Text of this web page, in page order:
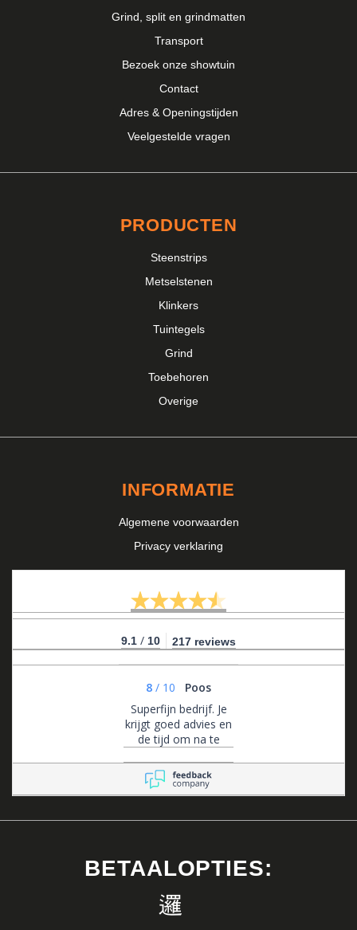
Grind, split en grindmatten
Transport
Bezoek onze showtuin
Contact
Adres & Openingstijden
Veelgestelde vragen
PRODUCTEN
Steenstrips
Metselstenen
Klinkers
Tuintegels
Grind
Toebehoren
Overige
INFORMATIE
Algemene voorwaarden
Privacy verklaring
9.1 / 10 217 reviews
8 / 10
Poos
Superfijn bedrijf. Je
krijgt goed advies en
de tijd om na te
bereikbaar voor
advies en flexibel in
het maken van
BETAALOPTIES: